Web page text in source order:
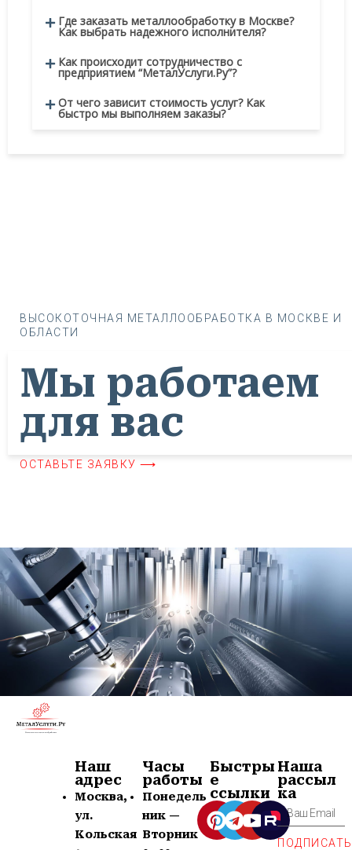
Где заказать металлообработку в Москве?
Как выбрать надежного исполнителя?
Как происходит сотрудничество с
предприятием “МеталУслуги.Ру”?
От чего зависит стоимость услуг? Как
быстро мы выполняем заказы?
ВЫСОКОТОЧНАЯ МЕТАЛЛООБРАБОТКА В МОСКВЕ И
ОБЛАСТИ
Мы работаем
для вас
ОСТАВЬТЕ ЗАЯВКУ ⟶
Наш
адрес
Москва,
ул.
Кольская
Часы
работы
Понедель
ник —
Вторник
Быстры
е
ссылки
Наша
рассыл
ка